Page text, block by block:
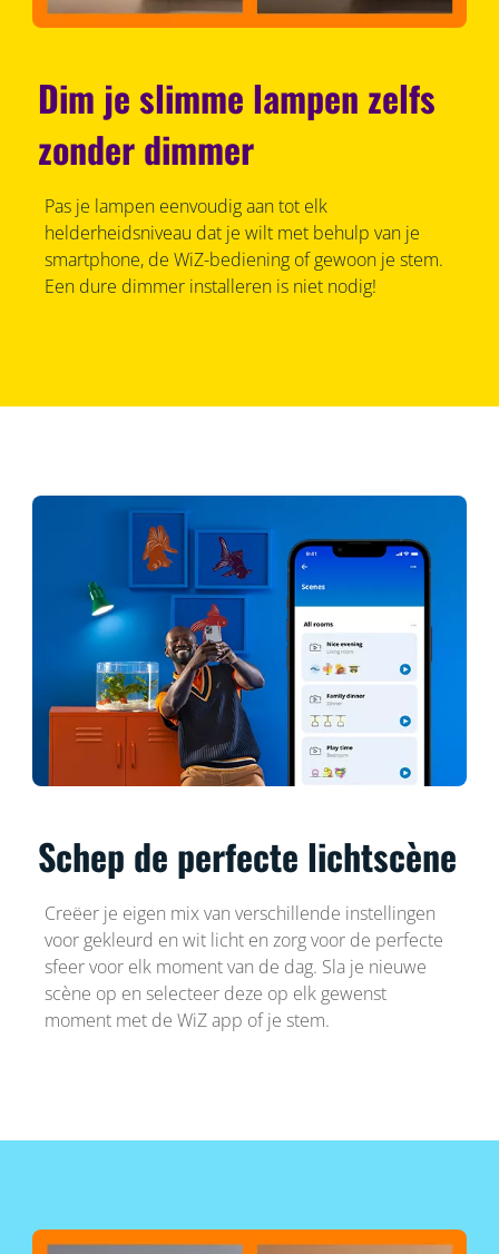
Dim je slimme lampen zelfs
zonder dimmer
Pas je lampen eenvoudig aan tot elk
helderheidsniveau dat je wilt met behulp van je
smartphone, de WiZ-bediening of gewoon je stem.
Een dure dimmer installeren is niet nodig!
Schep de perfecte lichtscène
Creëer je eigen mix van verschillende instellingen
voor gekleurd en wit licht en zorg voor de perfecte
sfeer voor elk moment van de dag. Sla je nieuwe
scène op en selecteer deze op elk gewenst
moment met de WiZ app of je stem.